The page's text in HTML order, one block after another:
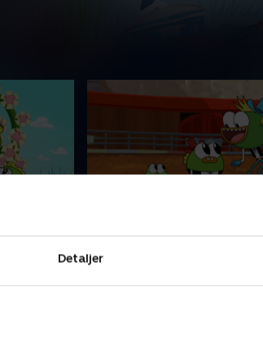
Detaljer
sig ind
SwaySway lærer, at Jenny
kun kan lide slemme drenge.